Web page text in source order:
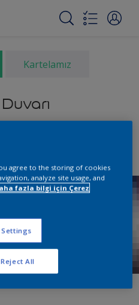
Kartelamız
agree to the storing of cookies
analyze site usage, and
fazla bilgi için Çerez
Settings
Reject All